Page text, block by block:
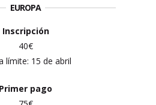
EUROPA
Inscripción
40€
límite: 15 de abril
Primer pago